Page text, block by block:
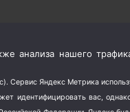
анализа нашего
Сервис Яндекс Метрика
идентифицировать вас,